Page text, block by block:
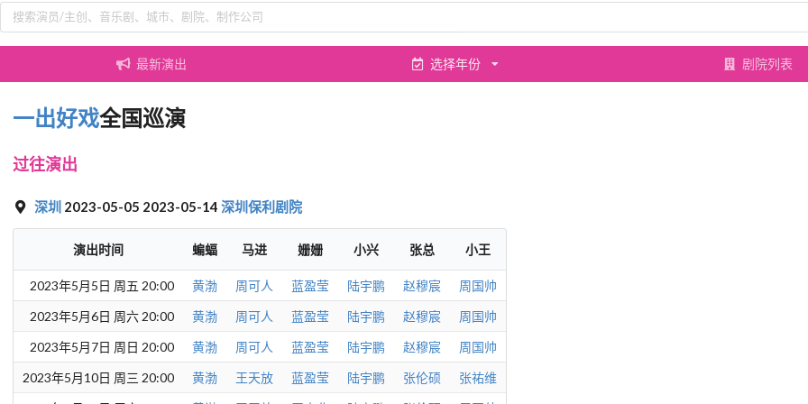
最新演出 选择年份 剧院列表
一出好戏全国巡演
过往演出
深圳 2023-05-05 2023-05-14深圳保利剧院
演出时间 蝙蝠 马进 姗姗 小兴 张总 小王
2023年5月5日 周五 20:00 黄渤 周可人 蓝盈莹 陆宇鹏 赵穆宸
周国帅
2023年5月6日 周六 20:00
黄渤 周可人 蓝盈莹 陆宇鹏 赵穆宸
周国帅
2023年5月7日 周日 20:00
黄渤 周可人 蓝盈莹 陆宇鹏 赵穆宸
周国帅
2023年5月10日 周三 20:00
黄渤 王天放 蓝盈莹 陆宇鹏 张伦硕
张祐维